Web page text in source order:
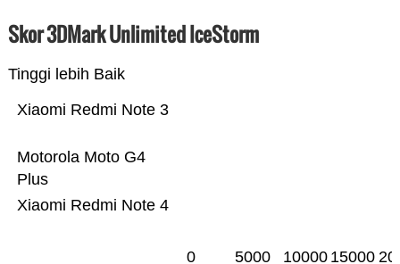
Skor 3DMark Unlimited IceStorm
Tinggi lebih Baik
Xiaomi Redmi Note 4
Motorola Moto G4
Plus
Xiaomi Redmi Note 3
0 5000 10000 15000